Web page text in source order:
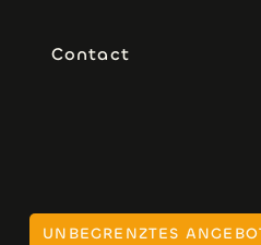
Contact
UNBEGRENZTES